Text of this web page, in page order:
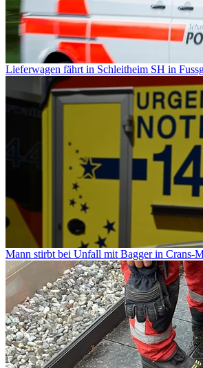
Lieferwagen fährt in Schleitheim SH in
Mann stirbt bei Unfall mit Bagger in Crans-